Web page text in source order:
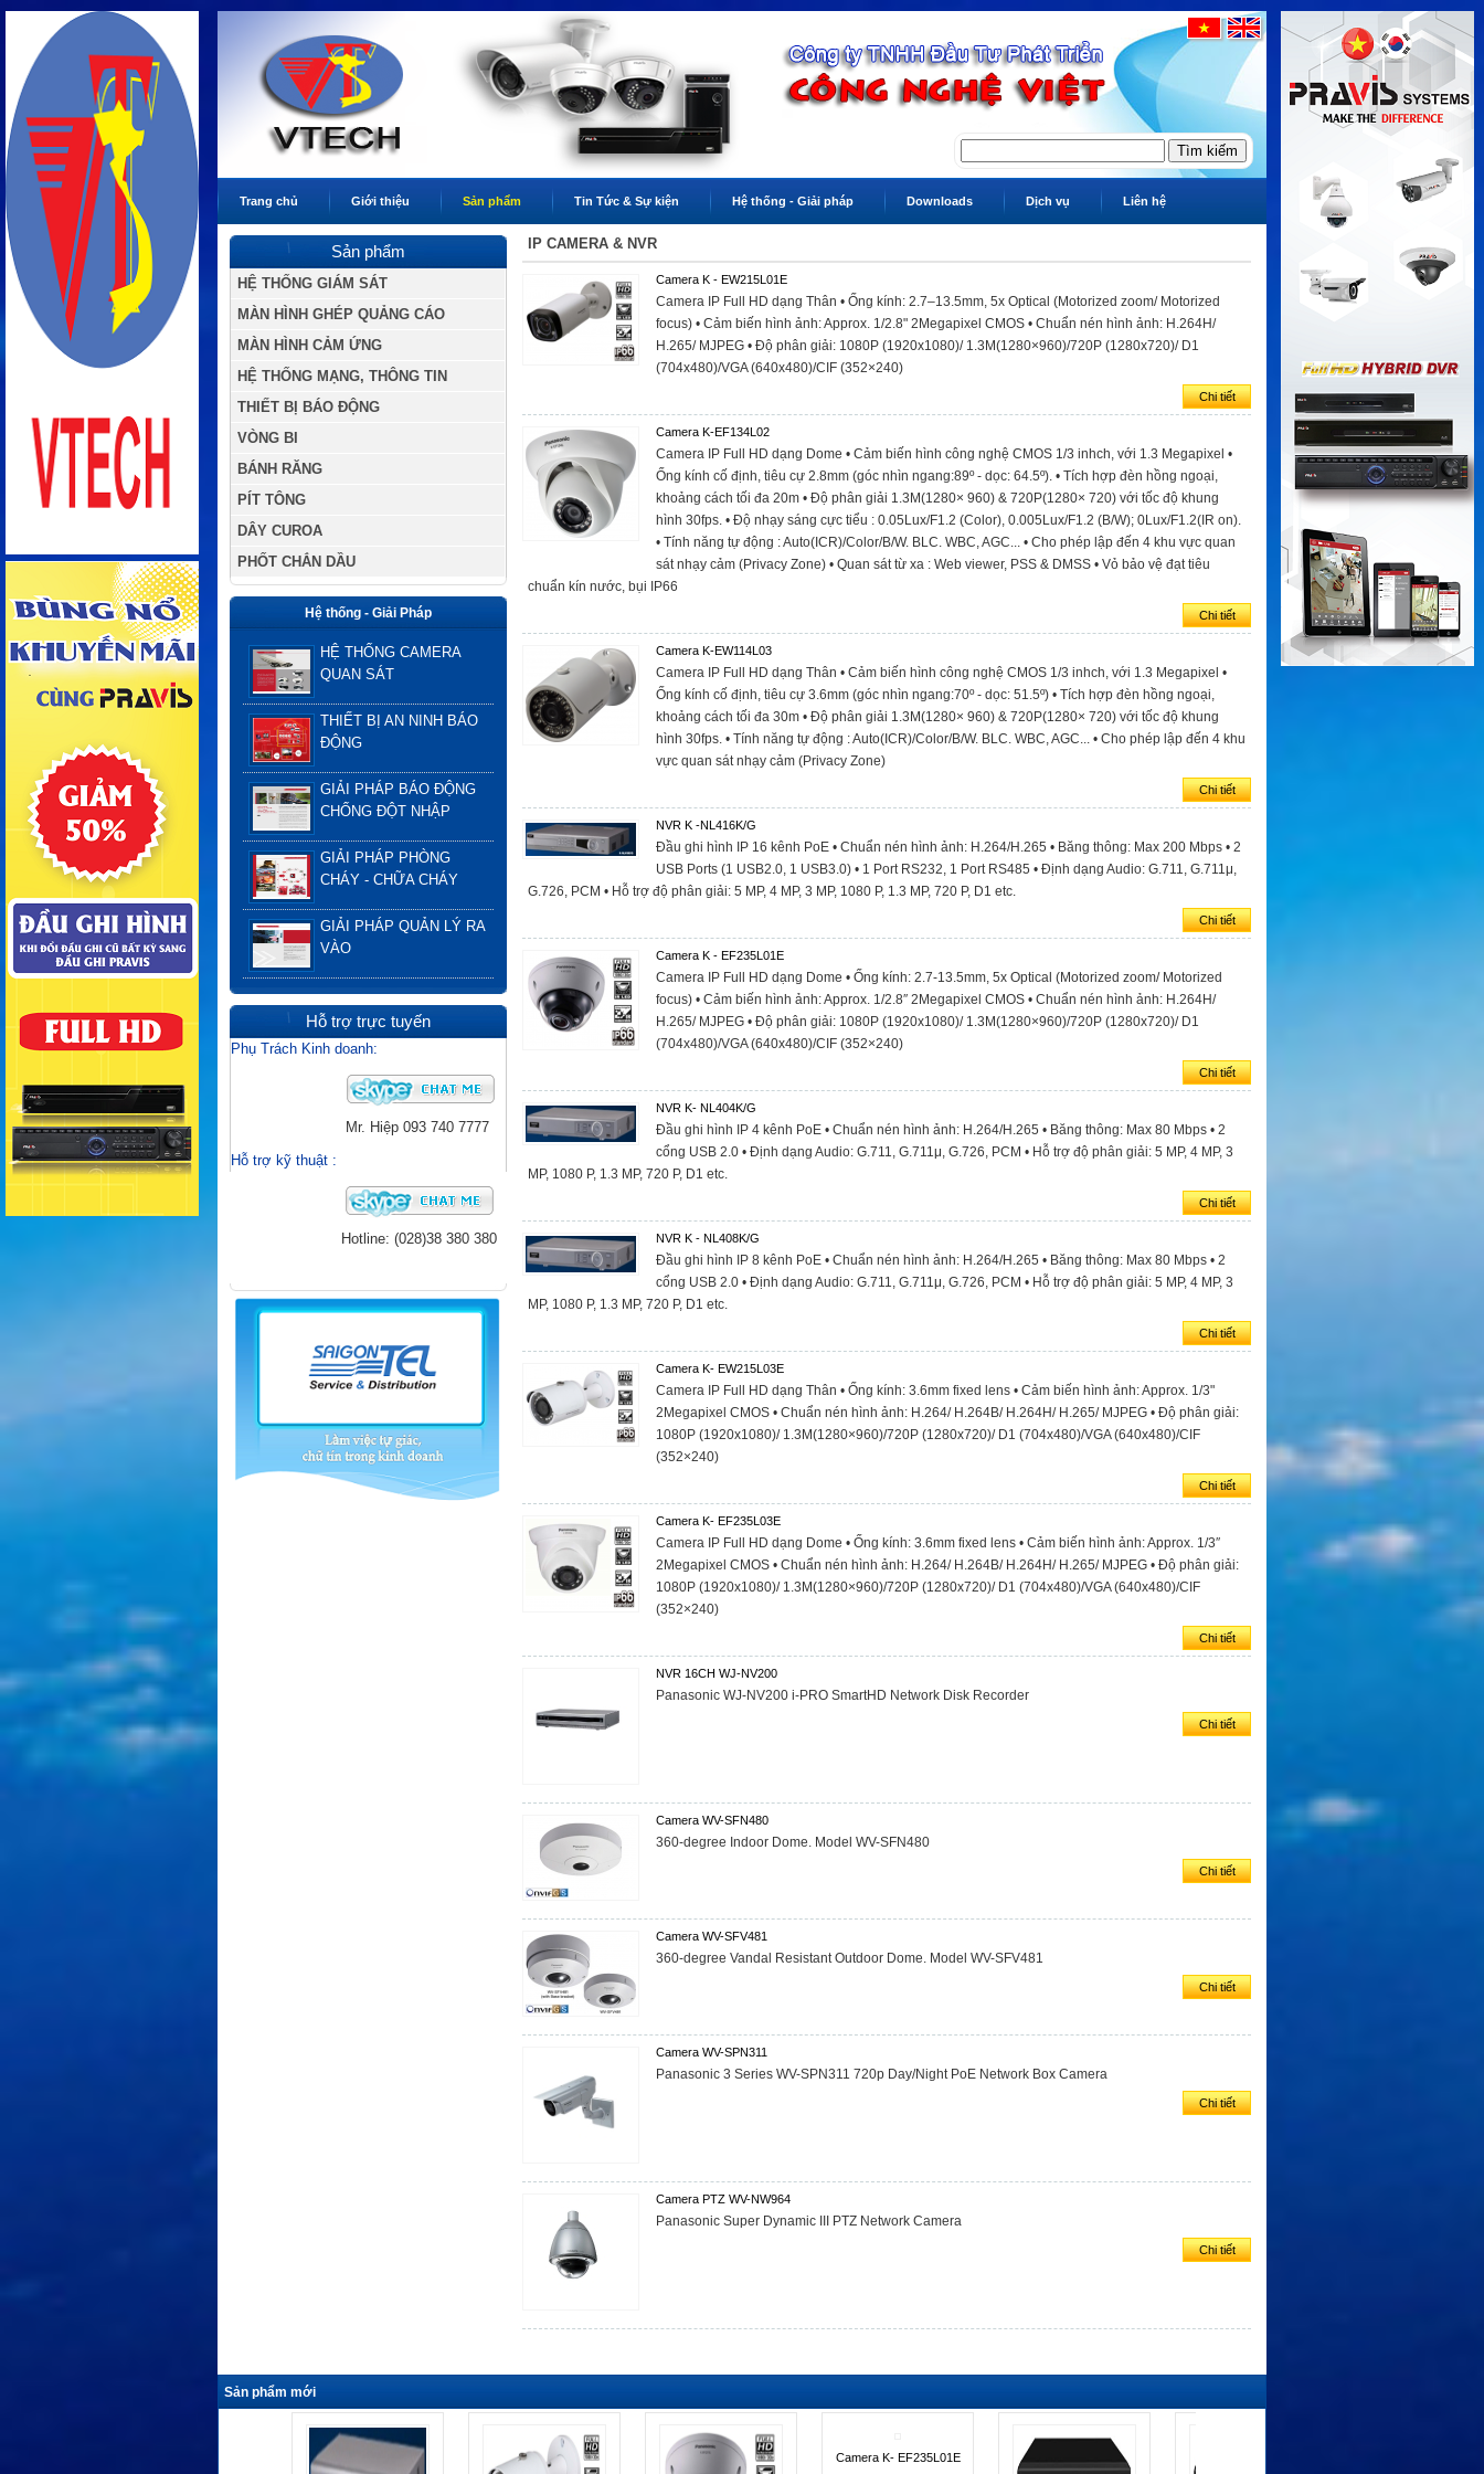
Trang chủ Giới thiệu Sản phẩm Tin Tức & Sự kiện Hệ thống - Giải pháp Downloads Dịch vụ Liên hệ
Sản phẩm
HỆ THỐNG GIÁM SÁT
MÀN HÌNH GHÉP QUẢNG CÁO
MÀN HÌNH CẢM ỨNG
HỆ THỐNG MẠNG, THÔNG TIN
THIẾT BỊ BÁO ĐỘNG
VÒNG BI
BÁNH RĂNG
PÍT TÔNG
DÂY CUROA
PHỐT CHẮN DẦU
Hệ thống - Giải Pháp
HỆ THỐNG CAMERA
QUAN SÁT
THIẾT BỊ AN NINH BÁO
ĐỘNG
GIẢI PHÁP BÁO ĐỘNG
CHỐNG ĐỘT NHẬP
GIẢI PHÁP PHÒNG
CHÁY - CHỮA CHÁY
GIẢI PHÁP QUẢN LÝ RA
VÀO
Hỗ trợ trực tuyến
Phụ Trách Kinh doanh:
Mr. Hiệp 093 740 7777
Hỗ trợ kỹ thuật :
Hotline: (028)38 380 380
IP CAMERA & NVR
Camera K - EW215L01E
Camera IP Full HD dạng Thân • Ống kính: 2.7–13.5mm, 5x Optical (Motorized zoom/ Motorized
focus) • Cảm biến hình ảnh: Approx. 1/2.8" 2Megapixel CMOS • Chuẩn nén hình ảnh: H.264H/
H.265/ MJPEG • Độ phân giải: 1080P (1920x1080)/ 1.3M(1280×960)/720P (1280x720)/ D1
(704x480)/VGA (640x480)/CIF (352×240)
Chi tiết
Camera K-EF134L02
Camera IP Full HD dạng Dome • Cảm biến hình công nghệ CMOS 1/3 inhch, với 1.3 Megapixel •
Ống kính cố định, tiêu cự 2.8mm (góc nhìn ngang:89º - dọc: 64.5º). • Tích hợp đèn hồng ngoại,
khoảng cách tối đa 20m • Độ phân giải 1.3M(1280× 960) & 720P(1280× 720) với tốc độ khung
hình 30fps. • Độ nhạy sáng cực tiểu : 0.05Lux/F1.2 (Color), 0.005Lux/F1.2 (B/W); 0Lux/F1.2(IR on).
• Tính năng tự động : Auto(ICR)/Color/B/W. BLC. WBC, AGC... • Cho phép lập đến 4 khu vực quan
sát nhạy cảm (Privacy Zone) • Quan sát từ xa : Web viewer, PSS & DMSS • Vỏ bảo vệ đạt tiêu
chuẩn kín nước, bụi IP66
Chi tiết
Camera K-EW114L03
Camera IP Full HD dạng Thân • Cảm biến hình công nghệ CMOS 1/3 inhch, với 1.3 Megapixel •
Ống kính cố định, tiêu cự 3.6mm (góc nhìn ngang:70º - dọc: 51.5º) • Tích hợp đèn hồng ngoại,
khoảng cách tối đa 30m • Độ phân giải 1.3M(1280× 960) & 720P(1280× 720) với tốc độ khung
hình 30fps. • Tính năng tự động : Auto(ICR)/Color/B/W. BLC. WBC, AGC... • Cho phép lập đến 4 khu
vực quan sát nhạy cảm (Privacy Zone)
Chi tiết
NVR K -NL416K/G
Đầu ghi hình IP 16 kênh PoE • Chuẩn nén hình ảnh: H.264/H.265 • Băng thông: Max 200 Mbps • 2
USB Ports (1 USB2.0, 1 USB3.0) • 1 Port RS232, 1 Port RS485 • Định dạng Audio: G.711, G.711μ,
G.726, PCM • Hỗ trợ độ phân giải: 5 MP, 4 MP, 3 MP, 1080 P, 1.3 MP, 720 P, D1 etc.
Chi tiết
Camera K - EF235L01E
Camera IP Full HD dạng Dome • Ống kính: 2.7-13.5mm, 5x Optical (Motorized zoom/ Motorized
focus) • Cảm biến hình ảnh: Approx. 1/2.8″ 2Megapixel CMOS • Chuẩn nén hình ảnh: H.264H/
H.265/ MJPEG • Độ phân giải: 1080P (1920x1080)/ 1.3M(1280×960)/720P (1280x720)/ D1
(704x480)/VGA (640x480)/CIF (352×240)
Chi tiết
NVR K- NL404K/G
Đầu ghi hình IP 4 kênh PoE • Chuẩn nén hình ảnh: H.264/H.265 • Băng thông: Max 80 Mbps • 2
cổng USB 2.0 • Định dạng Audio: G.711, G.711μ, G.726, PCM • Hỗ trợ độ phân giải: 5 MP, 4 MP, 3
MP, 1080 P, 1.3 MP, 720 P, D1 etc.
Chi tiết
NVR K - NL408K/G
Đầu ghi hình IP 8 kênh PoE • Chuẩn nén hình ảnh: H.264/H.265 • Băng thông: Max 80 Mbps • 2
cổng USB 2.0 • Định dạng Audio: G.711, G.711μ, G.726, PCM • Hỗ trợ độ phân giải: 5 MP, 4 MP, 3
MP, 1080 P, 1.3 MP, 720 P, D1 etc.
Chi tiết
Camera K- EW215L03E
Camera IP Full HD dạng Thân • Ống kính: 3.6mm fixed lens • Cảm biến hình ảnh: Approx. 1/3"
2Megapixel CMOS • Chuẩn nén hình ảnh: H.264/ H.264B/ H.264H/ H.265/ MJPEG • Độ phân giải:
1080P (1920x1080)/ 1.3M(1280×960)/720P (1280x720)/ D1 (704x480)/VGA (640x480)/CIF
(352×240)
Chi tiết
Camera K- EF235L03E
Camera IP Full HD dạng Dome • Ống kính: 3.6mm fixed lens • Cảm biến hình ảnh: Approx. 1/3″
2Megapixel CMOS • Chuẩn nén hình ảnh: H.264/ H.264B/ H.264H/ H.265/ MJPEG • Độ phân giải:
1080P (1920x1080)/ 1.3M(1280×960)/720P (1280x720)/ D1 (704x480)/VGA (640x480)/CIF
(352×240)
Chi tiết
NVR 16CH WJ-NV200
Panasonic WJ-NV200 i-PRO SmartHD Network Disk Recorder
Chi tiết
Camera WV-SFN480
360-degree Indoor Dome. Model WV-SFN480
Chi tiết
Camera WV-SFV481
360-degree Vandal Resistant Outdoor Dome. Model WV-SFV481
Chi tiết
Camera WV-SPN311
Panasonic 3 Series WV-SPN311 720p Day/Night PoE Network Box Camera
Chi tiết
Camera PTZ WV-NW964
Panasonic Super Dynamic III PTZ Network Camera
Chi tiết
Sản phẩm mới
Camera K- EF235L01E